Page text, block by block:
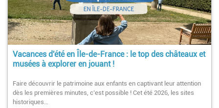
Vacances d'été en Île-de-France : le top des châteaux et
musées à explorer en jouant !
Faire découvrir le patrimoine aux enfants en captivant leur attention
dès les premières minutes, c’est possible ! Cet été 2026, les sites
historiques…